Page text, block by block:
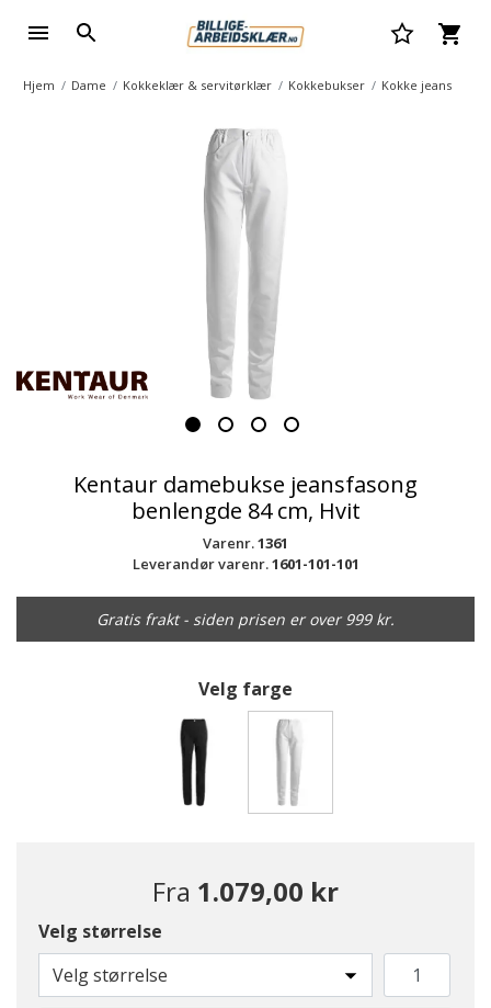
Hjem Dame Kokkeklær & servitørklær Kokkebukser Kokke jeans
Kentaur damebukse jeansfasong
benlengde 84 cm, Hvit
Varenr.1361
Leverandør varenr.1601-101-101
Gratis frakt - siden prisen er over 999 kr.
Velg farge
Fra 1.079,00 kr
Velg størrelse
Velg størrelse